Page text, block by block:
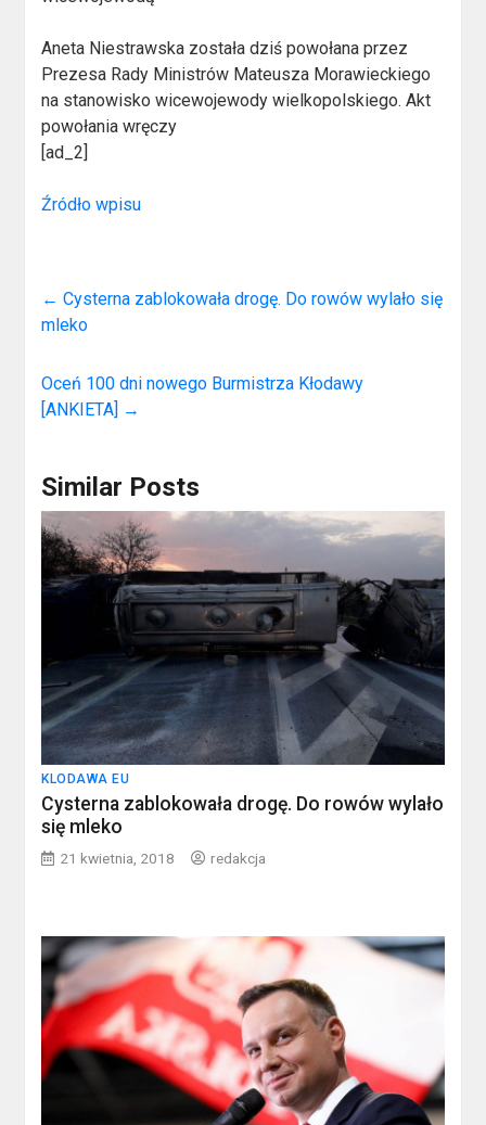
Aneta Niestrawska została dziś powołana przez
Prezesa Rady Ministrów Mateusza Morawieckiego
na stanowisko wicewojewody wielkopolskiego. Akt
powołania wręczy
[ad_2]
Źródło wpisu
← Cysterna zablokowała drogę. Do rowów wylało się
mleko
Oceń 100 dni nowego Burmistrza Kłodawy
[ANKIETA] →
Similar Posts
KLODAWA EU
Cysterna zablokowała drogę. Do rowów wylało
się mleko
21 kwietnia, 2018 redakcja